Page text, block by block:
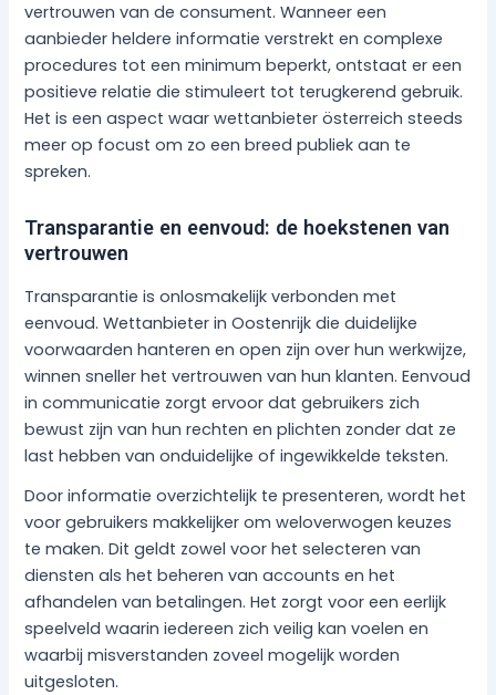
vertrouwen van de consument. Wanneer een
aanbieder heldere informatie verstrekt en complexe
procedures tot een minimum beperkt, ontstaat er een
positieve relatie die stimuleert tot terugkerend gebruik.
Het is een aspect waar wettanbieter österreich steeds
meer op focust om zo een breed publiek aan te
spreken.
Transparantie en eenvoud: de hoekstenen van
vertrouwen
Transparantie is onlosmakelijk verbonden met
eenvoud. Wettanbieter in Oostenrijk die duidelijke
voorwaarden hanteren en open zijn over hun werkwijze,
winnen sneller het vertrouwen van hun klanten. Eenvoud
in communicatie zorgt ervoor dat gebruikers zich
bewust zijn van hun rechten en plichten zonder dat ze
last hebben van onduidelijke of ingewikkelde teksten.
Door informatie overzichtelijk te presenteren, wordt het
voor gebruikers makkelijker om weloverwogen keuzes
te maken. Dit geldt zowel voor het selecteren van
diensten als het beheren van accounts en het
afhandelen van betalingen. Het zorgt voor een eerlijk
speelveld waarin iedereen zich veilig kan voelen en
waarbij misverstanden zoveel mogelijk worden
uitgesloten.